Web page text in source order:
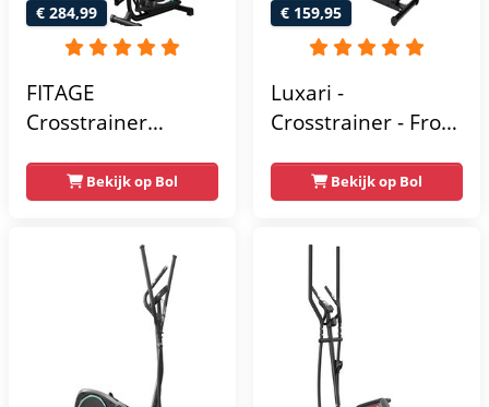
€ 284,99
FITAGE
Crosstrainer
Crosstrainers met
Bluetooth Kinomap
& Zwift - Fitness
Trainer met 24
trainingsprogramma’s
- Nauwkeurige
Hartslagmeter
Bekijk op Bol
€ 159,95
Luxari -
Crosstrainer - Front
hartslagfunctie en
tablethouder -
Elliptische Trainer -
Crosstrainer
Fitness
Bekijk op Bol